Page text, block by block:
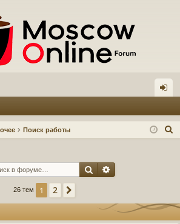
д
Поиск работы
Поиск
26 тем 1 2